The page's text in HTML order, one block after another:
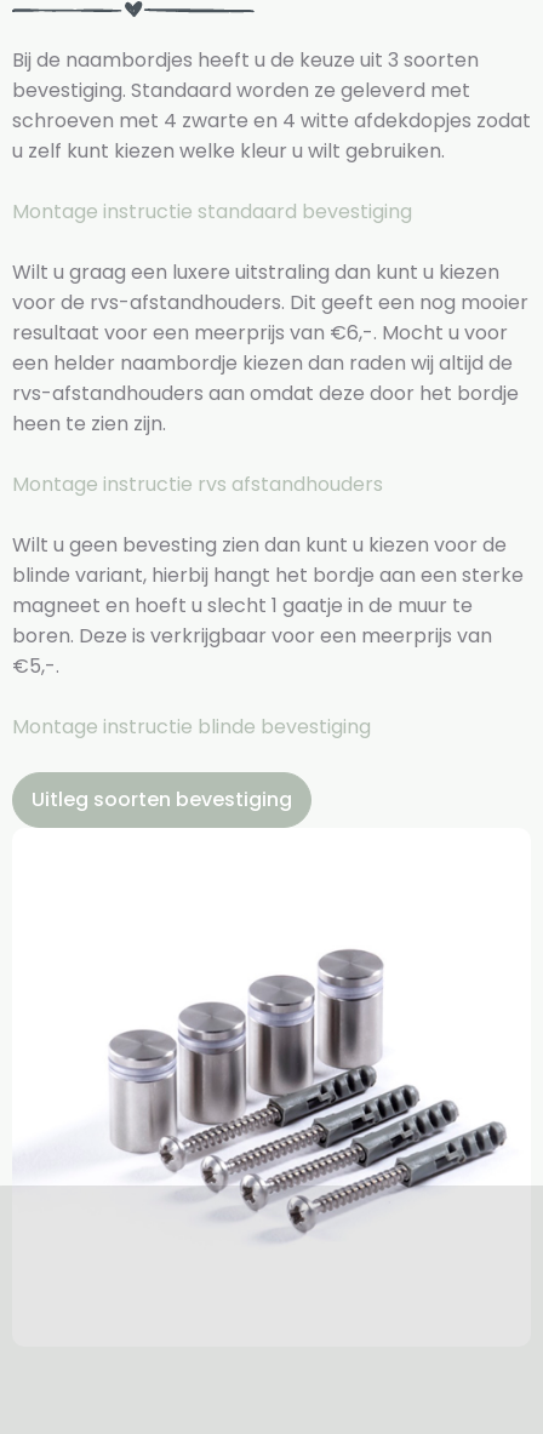
Bij de naambordjes heeft u de keuze uit 3 soorten
bevestiging. Standaard worden ze geleverd met
schroeven met 4 zwarte en 4 witte afdekdopjes zodat
u zelf kunt kiezen welke kleur u wilt gebruiken.
Montage instructie standaard bevestiging
Wilt u graag een luxere uitstraling dan kunt u kiezen
voor de rvs-afstandhouders. Dit geeft een nog mooier
resultaat voor een meerprijs van €6,-. Mocht u voor
een helder naambordje kiezen dan raden wij altijd de
rvs-afstandhouders aan omdat deze door het bordje
heen te zien zijn.
Montage instructie rvs afstandhouders
Wilt u geen bevesting zien dan kunt u kiezen voor de
blinde variant, hierbij hangt het bordje aan een sterke
magneet en hoeft u slecht 1 gaatje in de muur te
boren. Deze is verkrijgbaar voor een meerprijs van
€5,-.
Montage instructie blinde bevestiging
Uitleg soorten bevestiging